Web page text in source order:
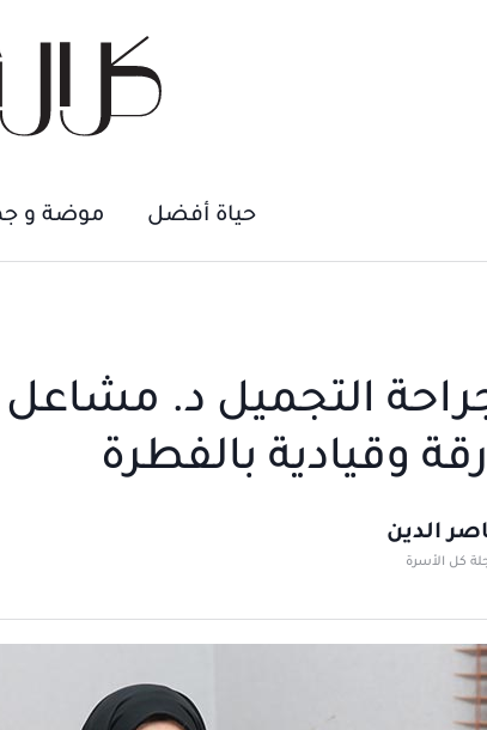
حياة أفضل موضة و
التجميل د. مشاعل
وقيادية بالفطرة
الدين
كل الأسرة